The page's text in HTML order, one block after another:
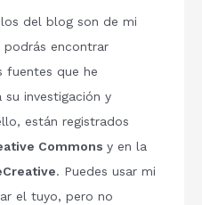
del blog son de mi
podrás encontrar
fuentes que he
investigación y
están registrados
Commons y en la
. Puedes usar mi
el tuyo, pero no